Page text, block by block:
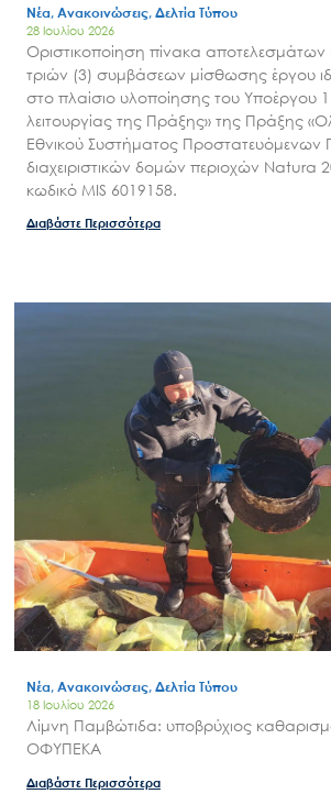
Νέα, Ανακοινώσεις, Δελτία Τύπου
28 Ιουλίου 2026
Οριστικοποίηση πίνακα
τριών (3) συμβάσεων μίσθωσης έργου
στο πλαίσιο υλοποίησης του Υποέργου
λειτουργίας της Πράξης» της Πράξης
Εθνικού Συστήματος Προστατευόμενων
διαχειριστικών δομών περιοχών Natura
κωδικό MIS 6019158.
Διαβάστε Περισσότερα
Νέα, Ανακοινώσεις, Δελτία Τύπου
18 Ιουλίου 2026
Λίμνη Παμβώτιδα: υποβρύχιος
ΟΦΥΠΕΚΑ
Διαβάστε Περισσότερα